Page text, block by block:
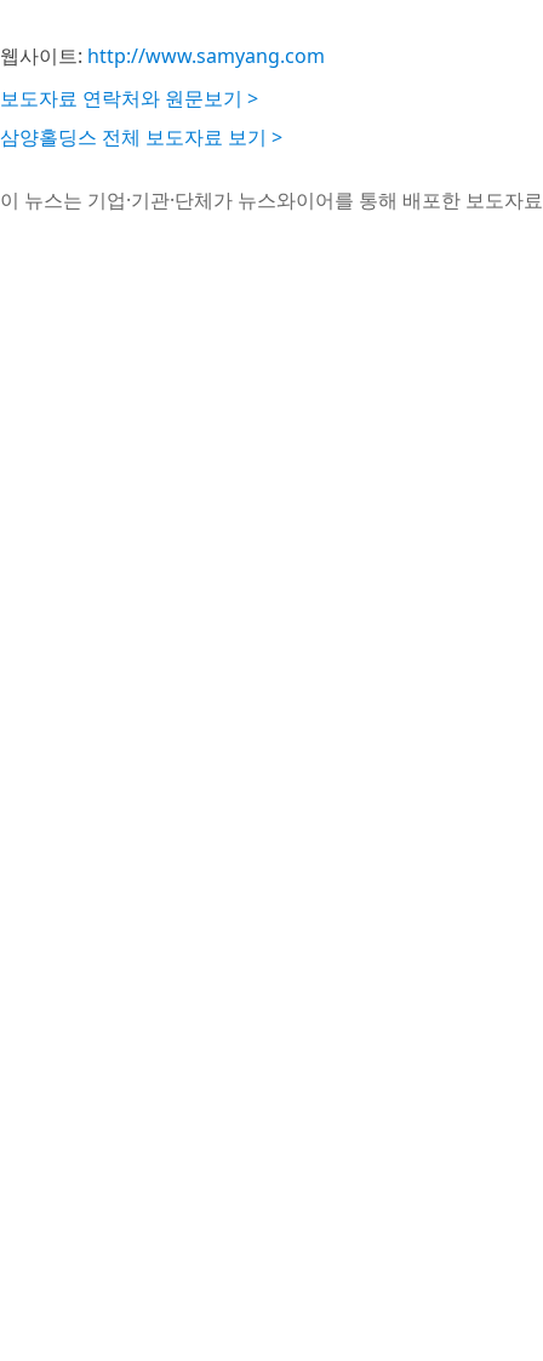
웹사이트: http://www.samyang.com
보도자료 연락처와 원문보기 >
삼양홀딩스 전체 보도자료 보기 >
이 뉴스는 기업·기관·단체가 뉴스와이어를 통해 배포한 보도자